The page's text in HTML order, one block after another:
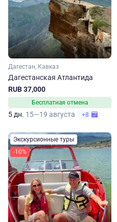
Дагестан, Кавказ
Дагестанская Атлантида
RUB 37,000
Бесплатная отмена
5 дн. 15—19 августа +8
Экскурсионные туры
-10%